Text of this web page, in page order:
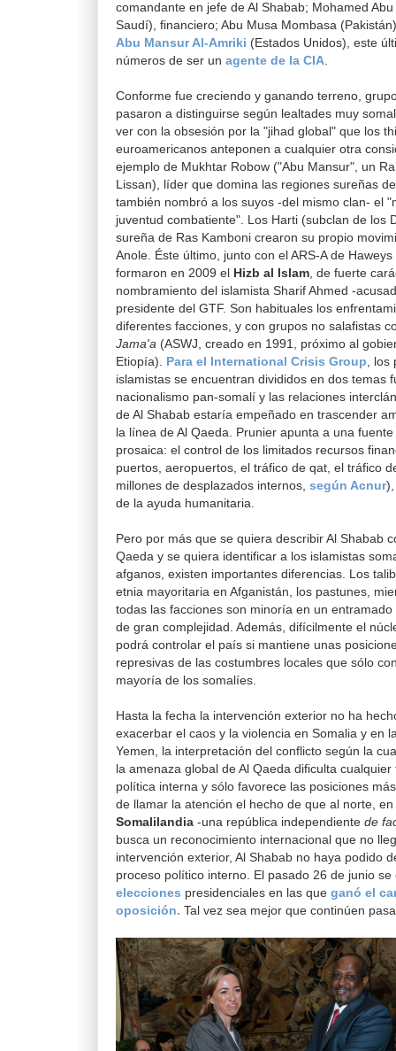
comandante en jefe de Al Shabab; Mohamed
Saudí), financiero; Abu Musa Mombasa
Abu Mansur Al-Amriki (Estados Unidos), este
números de ser un agente de la CIA.
Conforme fue creciendo y ganando terreno,
pasaron a distinguirse según lealtades muy
ver con la obsesión por la "jihad global" que los
euroamericanos anteponen a cualquier otra
ejemplo de Mukhtar Robow ("Abu Mansur", un
Lissan), líder que domina las regiones sureñas
también nombró a los suyos -del mismo clan- el
juventud combatiente". Los Harti (subclan de los
sureña de Ras Kamboni crearon su propio
Anole. Éste último, junto con el ARS-A de
formaron en 2009 el
Hizb al Islam, de fuerte
nombramiento del islamista Sharif Ahmed -
presidente del GTF. Son habituales los
diferentes facciones, y con grupos no salafistas
Jama'a (ASWJ, creado en 1991, próximo al
Etiopía). Para el International Crisis Group, los
islamistas se encuentran divididos en dos temas
nacionalismo pan-somalí y las relaciones
de Al Shabab estaría empeñado en trascender
la línea de Al Qaeda. Prunier apunta a una
prosaica: el control de los limitados recursos
puertos, aeropuertos, el tráfico de qat, el tráfico
millones de desplazados internos, según Acnur
de la ayuda humanitaria.
Pero por más que se quiera describir Al Shabab
Qaeda y se quiera identificar a los islamistas
afganos, existen importantes diferencias. Los
etnia mayoritaria en Afganistán, los pastunes,
todas las facciones son minoría en un
de gran complejidad. Además, difícilmente el
podrá controlar el país si mantiene unas
represivas de las costumbres locales que sólo
mayoría de los somalíes.
Hasta la fecha la intervención exterior no ha
exacerbar el caos y la violencia en Somalia y en
Yemen, la interpretación del conflicto según la
la amenaza global de Al Qaeda dificulta
política interna y sólo favorece las posiciones
de llamar la atención el hecho de que al norte,
Somalilandia -una república independiente de
busca un reconocimiento internacional que no
intervención exterior, Al Shabab no haya podido
proceso político interno. El pasado 26 de junio
elecciones presidenciales en las que ganó el
oposición. Tal vez sea mejor que continúen